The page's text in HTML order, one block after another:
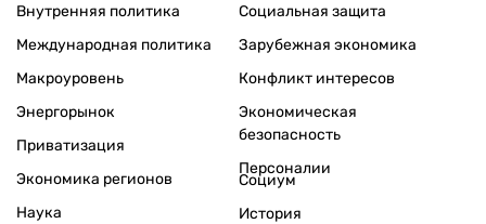
Внутренняя политика
Международная политика
Макроуровень
Энергорынок
Приватизация
Экономика регионов
Социальная защита
Зарубежная экономика
Конфликт интересов
Экономическая
безопасность
Персоналии
Наука
Социум
История